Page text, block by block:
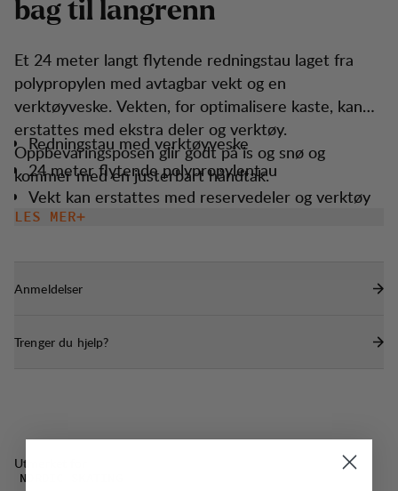
bag til langrenn
Et 24 meter langt flytende redningstau laget fra
polypropylen med avtagbar vekt og en
verktøyveske. Vekten, for optimalisere kaste, kan
erstattes med ekstra deler og verktøy.
Oppbevaringsposen glir godt på is og snø og
kommer med en justerbart håndtak.
Redningstau med verktøyveske
24 meter flytende polypropylentau
Vekt kan erstattes med reservedeler og verktøy
Tauet flyter i vann
LES MER
Anmeldelser
Trenger du hjelp?
Utmerket for
NORDIC SKATING